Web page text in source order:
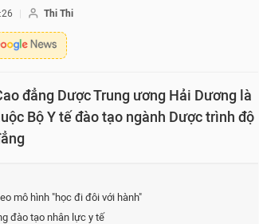
Thi Thi
đẳng Dược Trung ương Hải Dương là
Bộ Y tế đào tạo ngành Dược trình độ
mô hình "học đi đôi với hành"
đào tạo nhân lực y tế